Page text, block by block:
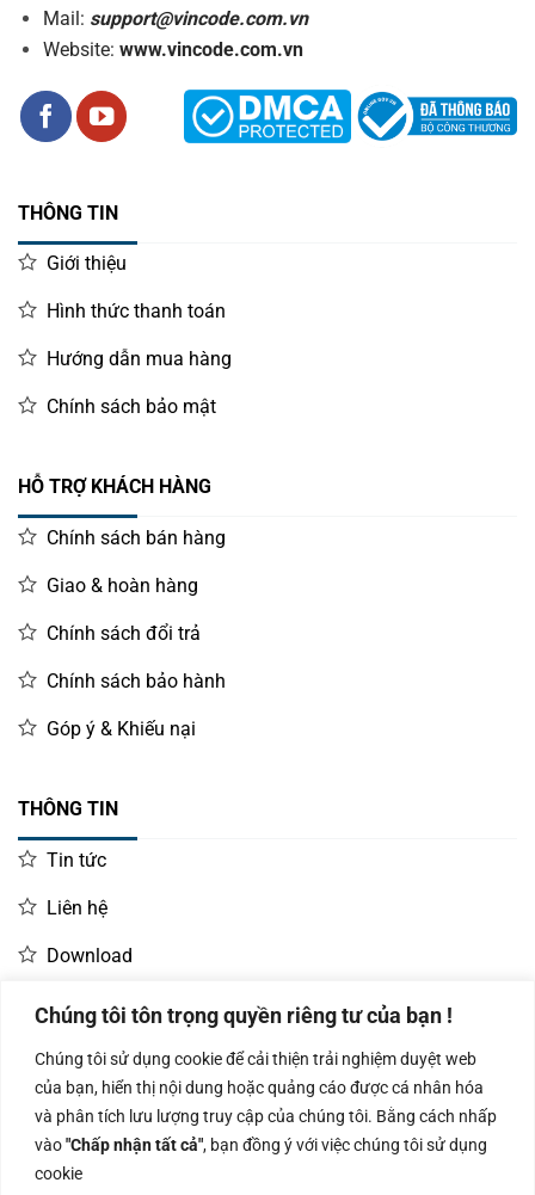
Chúng tôi tôn trọng quyền riêng tư của bạn !
Chúng tôi sử dụng cookie để cải thiện trải nghiệm duyệt web
của bạn, hiển thị nội dung hoặc quảng cáo được cá nhân hóa
và phân tích lưu lượng truy cập của chúng tôi. Bằng cách nhấp
vào"Chấp nhận tất cả", bạn đồng ý với việc chúng tôi sử dụng
cookie
Mail: support@vincode.com.vn
Website: www.vincode.com.vn
THÔNG TIN
Giới thiệu
Hình thức thanh toán
Hướng dẫn mua hàng
Chính sách bảo mật
HỖ TRỢ KHÁCH HÀNG
Chính sách bán hàng
Giao & hoàn hàng
Chính sách đổi trả
Chính sách bảo hành
Góp ý & Khiếu nại
THÔNG TIN
Tin tức
Liên hệ
Download
LIÊN HỆ MUA HÀNG
Kinh doanh:
0966.93.1717
KD Dự Án: 0987
835 345
Kế Toán:
0987.919.040